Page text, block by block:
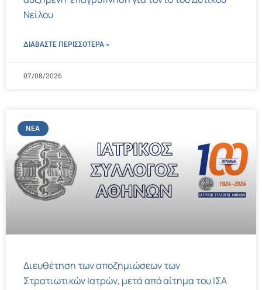
Νείλου
ΔΙΑΒΑΣΤΕ ΠΕΡΙΣΣΌΤΕΡΑ »
07/08/2026
ΝΈΑ
Διευθέτηση των αποζημιώσεων των
Στρατιωτικών Ιατρών, μετά από αίτημα του ΙΣΑ